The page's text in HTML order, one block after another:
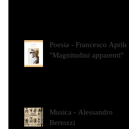
Poesia - Francesco Aprile -
"Magnitudini apparenti"
Musica - Alessandro
Bertozzi